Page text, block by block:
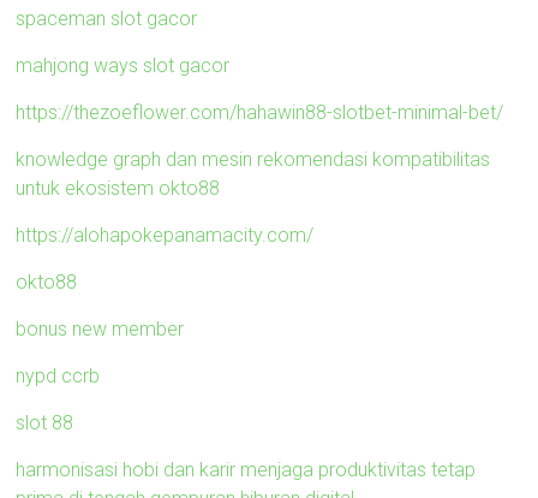
spaceman slot gacor
mahjong ways slot gacor
https://thezoeflower.com/hahawin88-slotbet-minimal-bet/
knowledge graph dan mesin rekomendasi kompatibilitas
untuk ekosistem okto88
https://alohapokepanamacity.com/
okto88
bonus new member
nypd ccrb
slot 88
harmonisasi hobi dan karir menjaga produktivitas tetap